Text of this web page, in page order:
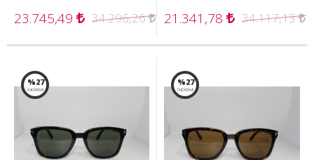
23.745,49 34.296,26 21.341,78 34.117,13
%27
İNDİRİM!
%27
İNDİRİM!